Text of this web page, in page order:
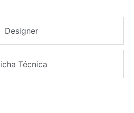
Designer
Técnica